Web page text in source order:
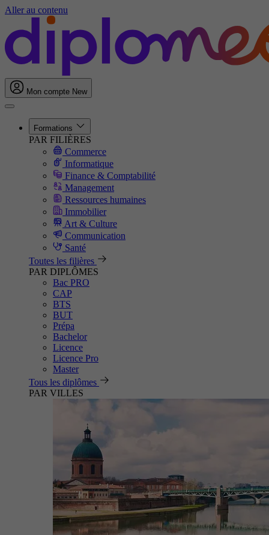
Aller au contenu
Mon compte New
Formations
PAR FILIÈRES
Commerce
Informatique
Finance & Comptabilité
Management
Ressources humaines
Immobilier
Art & Culture
Communication
Santé
Toutes les filières
PAR DIPLÔMES
Bac PRO
CAP
BTS
BUT
Prépa
Bachelor
Licence
Licence Pro
Master
Tous les diplômes
PAR VILLES